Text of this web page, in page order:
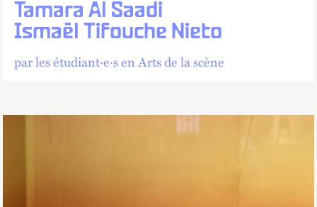
Tamara Al Saadi
Ismaël Tifouche Nieto
par les étudiant·e·s en Arts de la scène